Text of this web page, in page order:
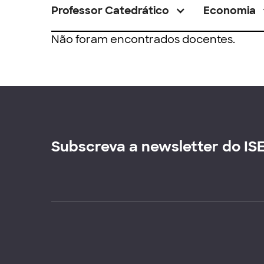
Professor Catedrático Economia
Não foram encontrados docentes.
Subscreva a newsletter do